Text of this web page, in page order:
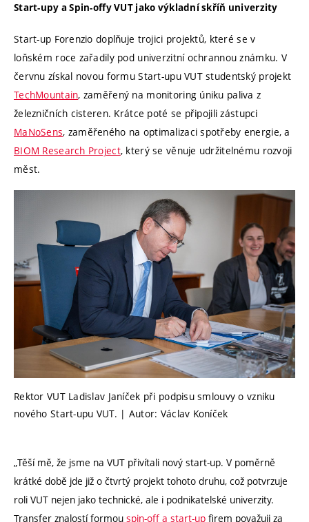
Start-upy a Spin-offy VUT jako výkladní skříň univerzity
Start-up Forenzio doplňuje trojici projektů, které se v
loňském roce zařadily pod univerzitní ochrannou známku. V
červnu získal novou formu Start-upu VUT studentský projekt
TechMountain, zaměřený na monitoring úniku paliva z
železničních cisteren. Krátce poté se připojili zástupci
MaNoSens, zaměřeného na optimalizaci spotřeby energie, a
BIOM Research Project, který se věnuje udržitelnému rozvoji
měst.
Rektor VUT Ladislav Janíček při podpisu smlouvy o vzniku
nového Start-upu VUT. | Autor: Václav Koníček
„Těší mě, že jsme na VUT přivítali nový start-up. V poměrně
krátké době jde již o čtvrtý projekt tohoto druhu, což potvrzuje
roli VUT nejen jako technické, ale i podnikatelské univerzity.
Transfer znalostí formou spin-off a start-up firem považuji za